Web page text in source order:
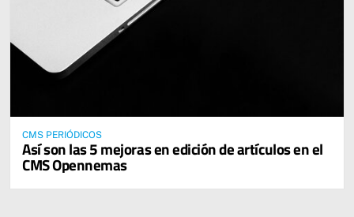
CMS PERIÓDICOS
Así son las 5 mejoras en edición de artículos en el
CMS Opennemas